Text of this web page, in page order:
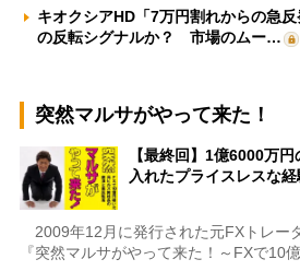
キオクシアHD「7万円割れからの急
の反転シグナルか？ 市場のムー…
突然マルサがやって来た！
【最終回】1億6000万
入れたプライスレスな
2009年12月に発行された元FXトレー
『突然マルサがやって来た！～FXで10